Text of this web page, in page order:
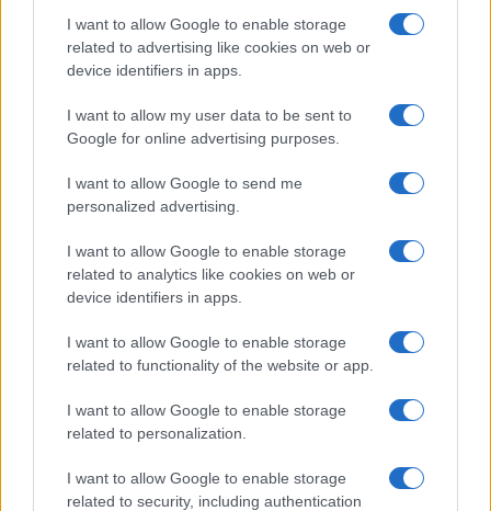
I want to allow Google to enable storage
related to advertising like cookies on web or
device identifiers in apps.
I want to allow my user data to be sent to
Google for online advertising purposes.
I want to allow Google to send me
personalized advertising.
I want to allow Google to enable storage
related to analytics like cookies on web or
device identifiers in apps.
I want to allow Google to enable storage
related to functionality of the website or app.
I want to allow Google to enable storage
related to personalization.
I want to allow Google to enable storage
related to security, including authentication
Pixelsnap töltő és új képernyővédő
funkció a Pixel 10 sorozattal
2025.08.21
| 9to5Google
A Google bemutatta a Pixelsnap töltőt, amely nemcsak
készülékekhez, hanem új képernyővédő élményt is hoz az
Android 16-tal.
A Pixel 10 szérián már elérhető a
Google Maps új Power Saving módja
2025.11.27| 9to5Google
A Google egy új energiatakarékos navigációs nézettel
bővíti a Pixel 10 készülékeket, amely akár négy órával is